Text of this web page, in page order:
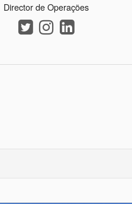
Director de Operações